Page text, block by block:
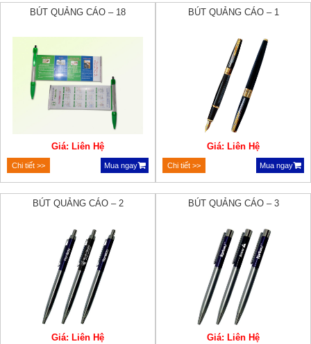
BÚT QUẢNG CÁO – 18
Giá: Liên Hệ
Chi tiết >> Mua ngay
BÚT QUẢNG CÁO – 1
Giá: Liên Hệ
Chi tiết >> Mua ngay
BÚT QUẢNG CÁO – 2
Giá: Liên Hệ
BÚT QUẢNG CÁO – 3
Giá: Liên Hệ